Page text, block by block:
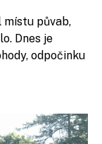
půvab,
Dnes je
odpočinku